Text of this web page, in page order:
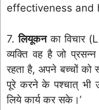
effectiveness and
7.लियूकनका विचार
व्यक्ति वह है जो
रहता है, अपने बच्चों को
पूरे करने के पश्चात् भी
लिये कार्य कर सके।’